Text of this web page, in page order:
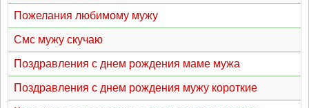
Пожелания любимому мужу
Смс мужу скучаю
Поздравления с днем рождения маме мужа
Поздравления с днем рождения мужу короткие